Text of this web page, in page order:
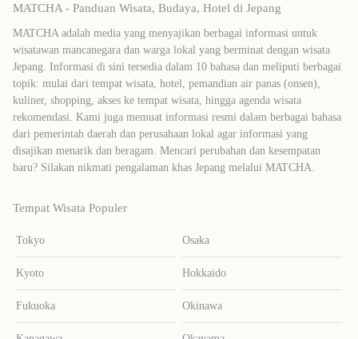
MATCHA - Panduan Wisata, Budaya, Hotel di Jepang
MATCHA adalah media yang menyajikan berbagai informasi untuk
wisatawan mancanegara dan warga lokal yang berminat dengan wisata
Jepang. Informasi di sini tersedia dalam 10 bahasa dan meliputi berbagai
topik: mulai dari tempat wisata, hotel, pemandian air panas (onsen),
kuliner, shopping, akses ke tempat wisata, hingga agenda wisata
rekomendasi. Kami juga memuat informasi resmi dalam berbagai bahasa
dari pemerintah daerah dan perusahaan lokal agar informasi yang
disajikan menarik dan beragam. Mencari perubahan dan kesempatan
baru? Silakan nikmati pengalaman khas Jepang melalui MATCHA.
Tempat Wisata Populer
Tokyo Osaka
Kyoto Hokkaido
Fukuoka Okinawa